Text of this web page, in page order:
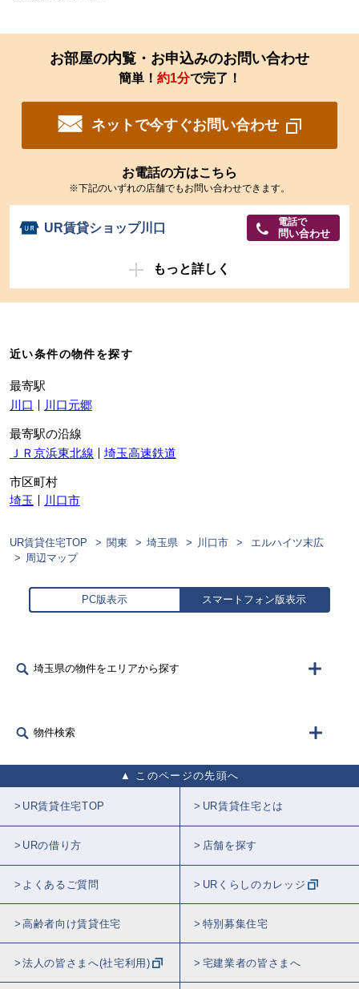
お部屋の内覧・お申込みのお問い合わせ
簡単！ 約1分で完了！
ネットで今すぐお問い合わせ
お電話の方はこちら
※下記のいずれの店舗でもお問い合わせできます。
UR賃貸ショップ川口 電話で
問い合わせ
もっと詳しく
近い条件の物件を探す
最寄駅
川口
川口元郷
最寄駅の沿線
ＪＲ京浜東北線
埼玉高速鉄道
市区町村
埼玉
川口市
UR賃貸住宅TOP 関東 埼玉県 川口市
エルハイツ末広
周辺マップ
PC版表示 スマートフォン版表示
埼玉県の物件をエリアから探す
物件検索
このページの先頭へ
UR賃貸住宅TOP UR賃貸住宅とは
URの借り方 店舗を探す
よくあるご質問 URくらしのカレッジ
高齢者向け賃貸住宅 特別募集住宅
法人の皆さまへ(社宅利用) 宅建業者の皆さまへ